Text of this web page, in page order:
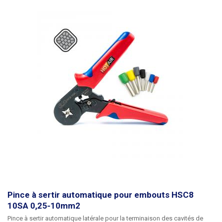
Pince à sertir automatique pour embouts HSC8
10SA 0,25-10mm2
Pince à sertir automatique latérale pour la terminaison des cavités de